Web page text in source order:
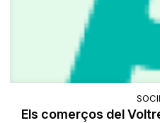
Els comerços del